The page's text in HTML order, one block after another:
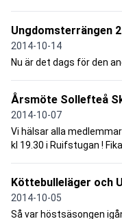
Ungdomsterrängen
2014-10-14
Nu är det dags för den
Årsmöte Sollefteå
2014-10-07
Vi hälsar alla
kl 19.30 i Ruifstugan !
Köttebulleläger och
2014-10-05
Så var höstsäsongen